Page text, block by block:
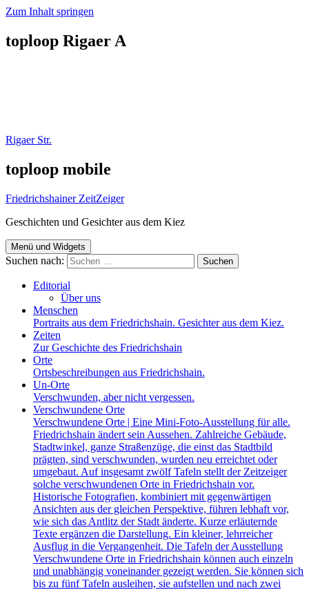
Zum Inhalt springen
toploop Rigaer A
Rigaer Str.
toploop mobile
Friedrichshainer ZeitZeiger
Geschichten und Gesichter aus dem Kiez
Menü und Widgets
Suchen nach:
Editorial
Über uns
Menschen
Portraits aus dem Friedrichshain. Gesichter aus dem Kiez.
Zeiten
Zur Geschichte des Friedrichshain
Orte
Ortsbeschreibungen aus Friedrichshain.
Un-Orte
Verschwunden, aber nicht vergessen.
Verschwundene Orte
Verschwundene Orte | Eine Mini-Foto-Ausstellung für alle.
Friedrichshain ändert sein Aussehen. Zahlreiche Gebäude,
Stadtwinkel, ganze Straßenzüge, die einst das Stadtbild
prägten, sind verschwunden, wurden neu erreichtet oder
umgebaut. Auf insgesamt zwölf Tafeln stellt der Zeitzeiger
solche verschwundenen Orte in Friedrichshain vor.
Historische Fotografien, kombiniert mit gegenwärtigen
Ansichten aus der gleichen Perspektive, führen lebhaft vor,
wie sich das Antlitz der Stadt änderte. Kurze erläuternde
Texte ergänzen die Darstellung. Ein kleiner, lehrreicher
Ausflug in die Vergangenheit. Die Tafeln der Ausstellung
Verschwundene Orte in Friedrichshain können auch einzeln
und unabhängig voneinander gezeigt werden. Sie können sich
bis zu fünf Tafeln ausleihen, sie aufstellen und nach zwei